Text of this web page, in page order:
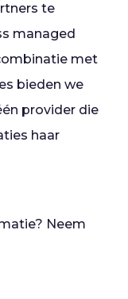
te
managed
met
bieden we
provider die
haar
Neem